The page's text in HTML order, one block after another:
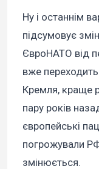
Ну і останнім
підсумовує
ЄвроНАТО від
вже переходить
Кремля, краще
пару років
європейські
погрожували
змінюється.